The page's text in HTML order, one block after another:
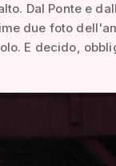
Dal Ponte e
due foto
E decido,